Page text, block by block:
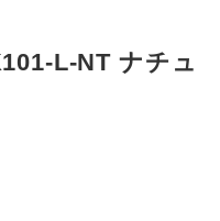
L-NT ナチュ